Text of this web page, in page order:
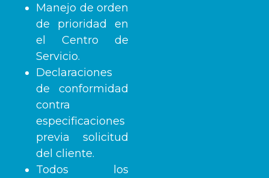
Manejo de orden
de prioridad en
el Centro de
Servicio.
Declaraciones
de conformidad
contra
especificaciones
previa solicitud
del cliente.
Todos los